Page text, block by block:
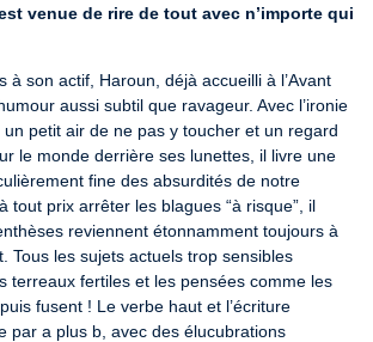
venue de rire de tout avec n’importe qui
à son actif, Haroun, déjà accueilli à l’Avant
aussi subtil que ravageur. Avec l’ironie
petit air de ne pas y toucher et un regard
le monde derrière ses lunettes, il livre une
fine des absurdités de notre
tout prix arrêter les blagues “à risque”, il
reviennent étonnamment toujours à
Tous les sujets actuels trop sensibles
terreaux fertiles et les pensées comme les
fusent ! Le verbe haut et l’écriture
par a plus b, avec des élucubrations